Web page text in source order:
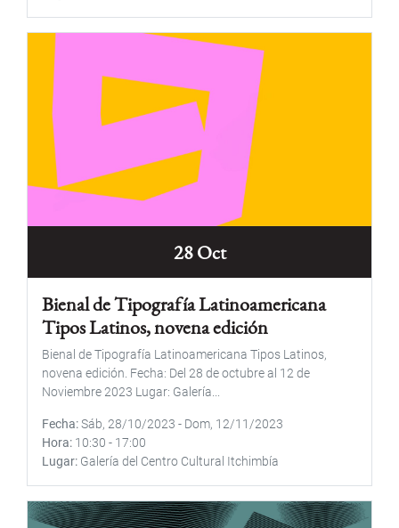
28 Oct
Bienal de Tipografía Latinoamericana
Tipos Latinos, novena edición
Bienal de Tipografía Latinoamericana Tipos Latinos,
novena edición. Fecha: Del 28 de octubre al 12 de
Noviembre 2023 Lugar: Galería...
Fecha Sáb, 28/10/2023 - Dom, 12/11/2023
Hora 10:30 - 17:00
Lugar Galería del Centro Cultural Itchimbía